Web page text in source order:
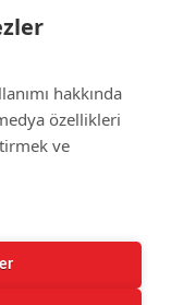
30
hakkında
özellikleri
ve